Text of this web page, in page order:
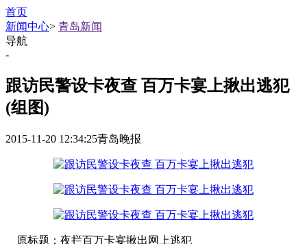
首页
新闻中心> 青岛新闻
导航
-
跟访民警设卡夜查 百万卡宴上揪出逃犯
(组图)
2015-11-20 12:34:25青岛晚报
原标题：夜拦百万卡宴揪出网上逃犯